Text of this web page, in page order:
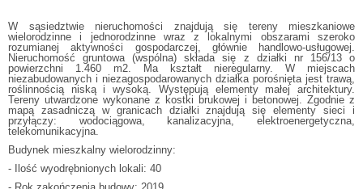
W sąsiedztwie nieruchomości znajdują się tereny mieszkaniowe
wielorodzinne i jednorodzinne wraz z lokalnymi obszarami szeroko
rozumianej aktywności gospodarczej, głównie handlowo-usługowej.
Nieruchomość gruntowa (wspólna) składa się z działki nr 156/13 o
powierzchni 1.460 m2. Ma kształt nieregularny. W miejscach
niezabudowanych i niezagospodarowanych działka porośnięta jest trawą,
roślinnością niską i wysoką. Występują elementy małej architektury.
Tereny utwardzone wykonane z kostki brukowej i betonowej. Zgodnie z
mapą zasadniczą w granicach działki znajdują się elementy sieci i
przyłączy: wodociągowa, kanalizacyjna, elektroenergetyczna,
telekomunikacyjna.
Budynek mieszkalny wielorodzinny:
- Ilość wyodrębnionych lokali: 40